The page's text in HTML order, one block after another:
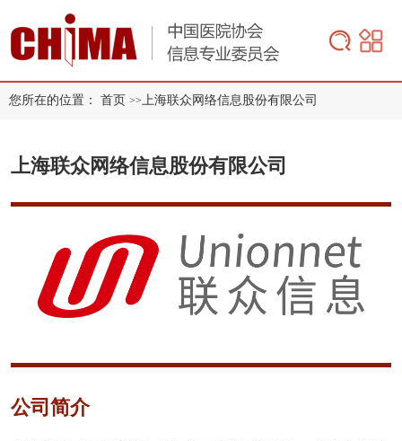
您所在的位置： 首页 >> 上海联众网络信息股份有限公司
上海联众网络信息股份有限公司
公司简介